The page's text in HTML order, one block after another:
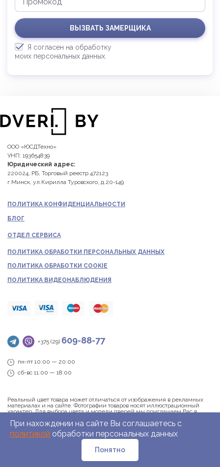
Заказать замер Где купить?
ВЫЗВАТЬ ЗАМЕРЩИКА
Я согласен на обработку
моих персональных данных.
ООО «ЮСДТехно»
УНП: 193654839
Юридический адрес:
220024, РБ, Торговый реестр 472123
г.Минск, ул.Кирилла Туровского, д.20-149
ПОЛИТИКА КОНФИДЕНЦИАЛЬНОСТИ
БЛОГ
ОТДЕЛ СЕРВИСА
ПОЛИТИКА ОБРАБОТКИ ПЕРСОНАЛЬНЫХ ДАННЫХ
ПОЛИТИКА ОБРАБОТКИ COOKIE
ПОЛИТИКА ВИДЕОНАБЛЮДЕНИЯ
+375 (29) 609-88-77
пн-пт 10:00 — 20:00
сб-вс 11:00 — 18:00
Реальный цвет товара может отличаться от изображения в рекламных
материалах и на сайте. Фотографии товаров носят иллюстрационный
характер. Для выбора цвета и модели дверей мы приглашаем Вас в
на сайте, не является публичной офертой.
2026 © Все права защищены.
При нахождении на сайте Вы соглашаетесь c
политикой обработки персональных данных
Понятно